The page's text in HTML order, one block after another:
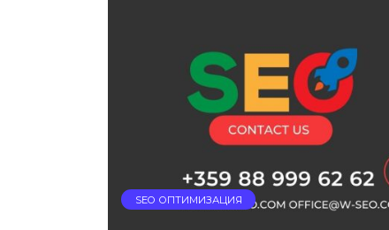
SEO ОПТИМИЗАЦИЯ